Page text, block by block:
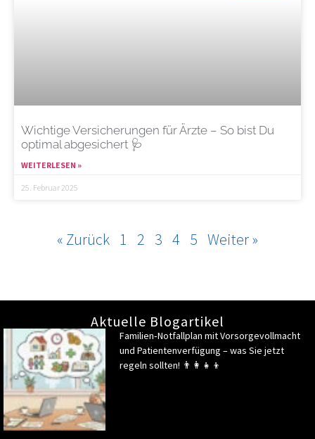
Wichtige Versicherungen für Ärzte – So bist Du
optimal abgesichert 🩺
WEITERLESEN »
25. Februar 2025
« Zurück 1 2 3 4 5 Weiter »
Aktuelle Blogartikel
Familien‑Notfallplan mit Vorsorgevollmacht
und Patientenverfügung – was Sie jetzt
regeln sollten! 👨‍👩‍👧‍👦